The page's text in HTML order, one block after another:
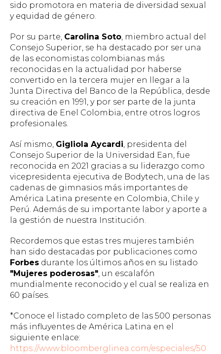
sido promotora en materia de diversidad sexual
y equidad de género.
Por su parte, Carolina Soto, miembro actual del
Consejo Superior, se ha destacado por ser una
de las economistas colombianas más
reconocidas en la actualidad por haberse
convertido en la tercera mujer en llegar a la
Junta Directiva del Banco de la República, desde
su creación en 1991, y por ser parte de la junta
directiva de Enel Colombia, entre otros logros
profesionales.
Así mismo, Gigliola Aycardi, presidenta del
Consejo Superior de la Universidad Ean, fue
reconocida en 2021 gracias a su liderazgo como
vicepresidenta ejecutiva de Bodytech, una de las
cadenas de gimnasios más importantes de
América Latina presente en Colombia, Chile y
Perú. Además de su importante labor y aporte a
la gestión de nuestra Institución.
Recordemos que estas tres mujeres también
han sido destacadas por publicaciones como
Forbes durante los últimos años en su listado
"Mujeres poderosas", un escalafón
mundialmente reconocido y el cual se realiza en
60 países.
*Conoce el listado completo de las 500 personas
más influyentes de América Latina en el
siguiente enlace:
https://www.bloomberglinea.com/especiales/50